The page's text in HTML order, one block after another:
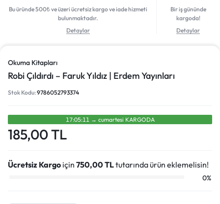
Bu üründe 500₺ ve üzeri ücretsiz kargo ve iade hizmeti
bulunmaktadır.
Detaylar
Bir iş gününde
kargoda!
Detaylar
Okuma Kitapları
Robi Çıldırdı – Faruk Yıldız | Erdem Yayınları
Stok Kodu:9786052793374
17:05:10 → cumartesi̇ KARGODA
185,00TL
Ücretsiz Kargo için 750,00TLtutarında ürün eklemelisin!
0%